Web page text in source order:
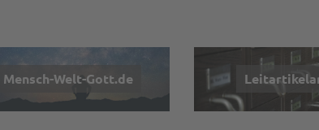
Mensch-Welt-Gott.de